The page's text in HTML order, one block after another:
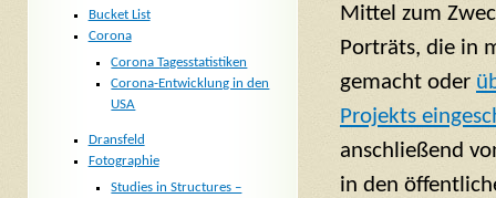
Mittel zum
Porträts, die in
gemacht oder
Projekts
anschließend
in den
Bucket List
Corona
Corona Tagesstatistiken
Corona-Entwicklung in den
USA
Dransfeld
Fotographie
Studies in Structures –